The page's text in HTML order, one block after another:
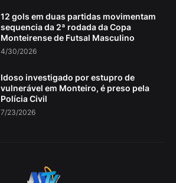
12 gols em duas partidas movimentam
sequencia da 2ª rodada da Copa
Monteirense de Futsal Masculino
4/30/2026
Idoso investigado por estupro de
vulnerável em Monteiro, é preso pela
Polícia Civil
7/23/2026